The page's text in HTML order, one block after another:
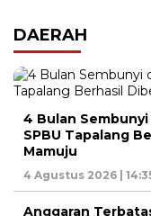
DAERAH
4 Bulan
SPBU Tapalang
Mamuju
4 Agustus 2026 |
Anggaran